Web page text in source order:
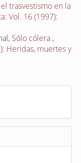
trasvestismo en la
Vol. 16 (1997):
Sólo cólera ,
Heridas, muertes y